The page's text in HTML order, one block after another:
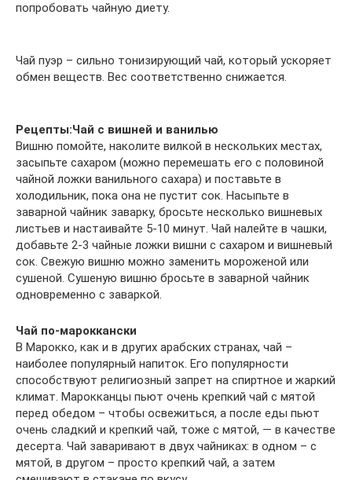
попробовать чайную диету.
Чай пуэр – сильно тонизирующий чай, который ускоряет
обмен веществ. Вес соответственно снижается.
Рецепты:Чай с вишней и ванилью
Вишню помойте, наколите вилкой в нескольких местах,
засыпьте сахаром (можно перемешать его с половиной
чайной ложки ванильного сахара) и поставьте в
холодильник, пока она не пустит сок. Насыпьте в
заварной чайник заварку, бросьте несколько вишневых
листьев и настаивайте 5-10 минут. Чай налейте в чашки,
добавьте 2-3 чайные ложки вишни с сахаром и вишневый
сок. Свежую вишню можно заменить мороженой или
сушеной. Сушеную вишню бросьте в заварной чайник
одновременно с заваркой.
Чай по-мароккански
В Марокко, как и в других арабских странах, чай –
наиболее популярный напиток. Его популярности
способствуют религиозный запрет на спиртное и жаркий
климат. Марокканцы пьют очень крепкий чай с мятой
перед обедом – чтобы освежиться, а после еды пьют
очень сладкий и крепкий чай, тоже с мятой, — в качестве
десерта. Чай заваривают в двух чайниках: в одном – с
мятой, в другом – просто крепкий чай, а затем